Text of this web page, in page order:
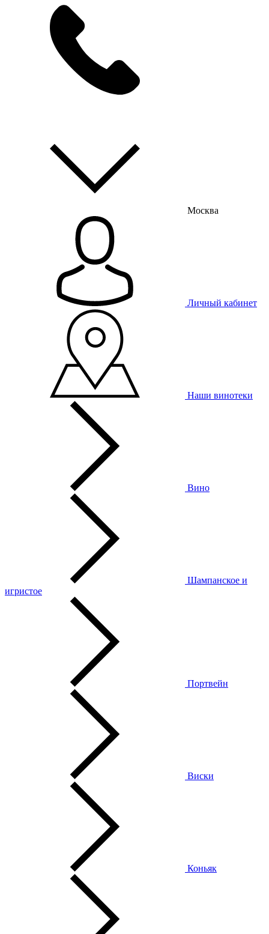
Москва
Личный кабинет
Наши винотеки
Вино
Шампанское и
игристое
Портвейн
Виски
Коньяк